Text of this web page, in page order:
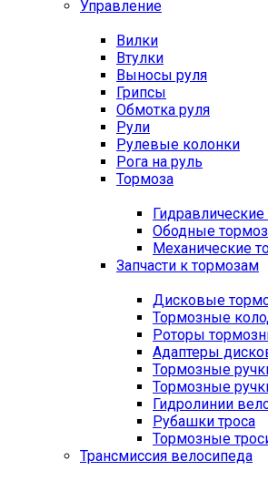
Управление
Вилки
Втулки
Выносы руля
Грипсы
Обмотка руля
Рули
Рулевые колонки
Рога на руль
Тормоза
Ободные
Механические
Запчасти к тормозам
Дисковые
Тормозные
Роторы
Адаптеры
Тормозные
Тормозные
Гидролинии
Рубашки троса
Тормозные
Трансмиссия велосипеда